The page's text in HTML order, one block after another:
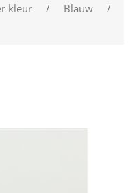
kleur / Blauw
/